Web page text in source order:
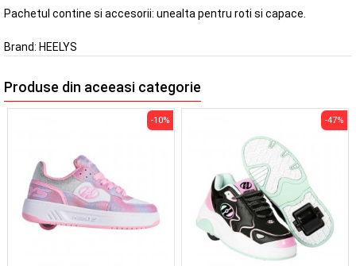
Pachetul contine si accesorii: unealta pentru roti si capace.
Brand: HEELYS
Produse din aceeasi categorie
-10% -47%